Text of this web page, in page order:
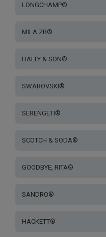
LONGCHAMP®
MILA.ZB®
HALLY & SON®
SWAROVSKI®
SERENGETI®
SCOTCH & SODA®
GOODBYE, RITA®
SANDRO®
HACKETT®